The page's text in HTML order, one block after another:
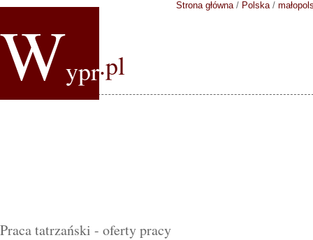
Wypr.pl
Strona główna/ Polska/
Praca tatrzański - oferty pracy